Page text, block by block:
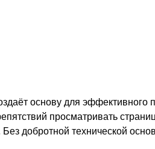
основу для
просматривать
Без добротной технической